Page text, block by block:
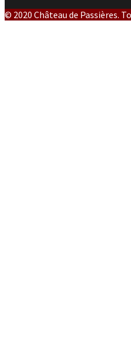
© 2020 Château de Passières.